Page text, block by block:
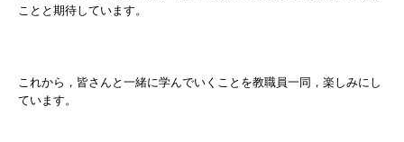
ことと期待しています。
これから，皆さんと一緒に学んでいくことを教職員一同，楽しみにし
ています。